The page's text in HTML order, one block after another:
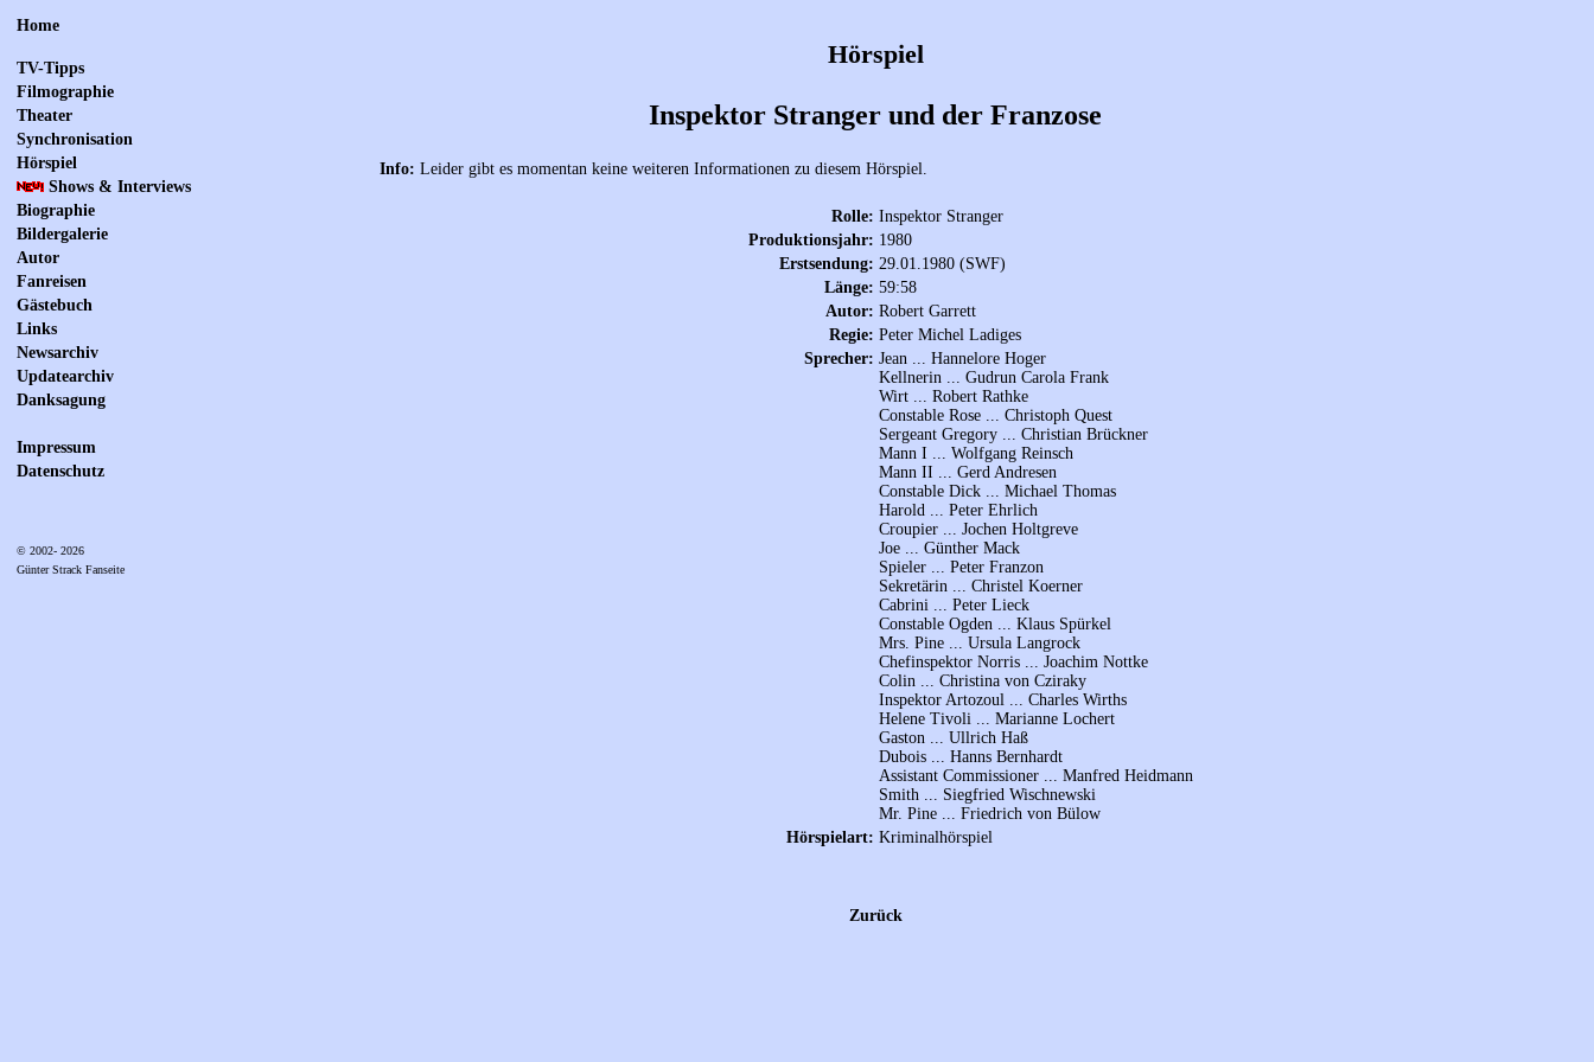
Home
TV-Tipps
Filmographie
Theater
Synchronisation
Hörspiel
Shows & Interviews
Biographie
Bildergalerie
Autor
Fanreisen
Gästebuch
Links
Newsarchiv
Updatearchiv
Danksagung
Impressum
Datenschutz
© 2002- 2026
Günter Strack Fanseite
Hörspiel
Inspektor Stranger und der Franzose
Info: Leider gibt es momentan keine weiteren Informationen zu diesem Hörspiel.
Rolle: Inspektor Stranger
Produktionsjahr: 1980
Erstsendung: 29.01.1980 (SWF)
Länge: 59:58
Autor: Robert Garrett
Regie: Peter Michel Ladiges
Sprecher: Jean ... Hannelore Hoger
Kellnerin ... Gudrun Carola Frank
Wirt ... Robert Rathke
Constable Rose ... Christoph Quest
Sergeant Gregory ... Christian Brückner
Mann I ... Wolfgang Reinsch
Mann II ... Gerd Andresen
Constable Dick ... Michael Thomas
Harold ... Peter Ehrlich
Croupier ... Jochen Holtgreve
Joe ... Günther Mack
Spieler ... Peter Franzon
Sekretärin ... Christel Koerner
Cabrini ... Peter Lieck
Constable Ogden ... Klaus Spürkel
Mrs. Pine ... Ursula Langrock
Chefinspektor Norris ... Joachim Nottke
Colin ... Christina von Cziraky
Inspektor Artozoul ... Charles Wirths
Helene Tivoli ... Marianne Lochert
Gaston ... Ullrich Haß
Dubois ... Hanns Bernhardt
Assistant Commissioner ... Manfred Heidmann
Smith ... Siegfried Wischnewski
Mr. Pine ... Friedrich von Bülow
Hörspielart: Kriminalhörspiel
Zurück